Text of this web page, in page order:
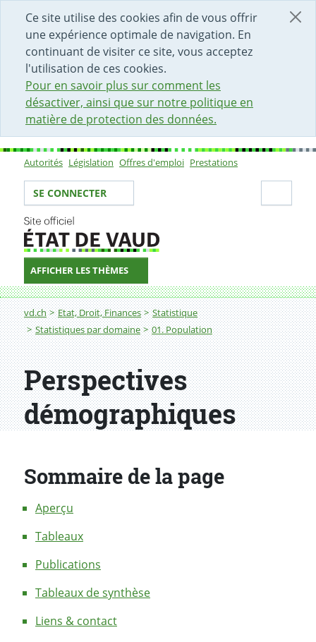
Ce site utilise des cookies afin de vous offrir
une expérience optimale de navigation. En
continuant de visiter ce site, vous acceptez
l'utilisation de ces cookies.
Pour en savoir plus sur comment les
désactiver, ainsi que sur notre politique en
matière de protection des données.
DÉBUT DU CONTENU DE LA PAGE
ACCÈS AU CHAMP DE RECHERCHE
PAGE D'ACCUEIL
FORMULAIRE DE CONTACT
Sous-navigation
Autorités Législation Offres d'emploi Prestations
Votre identité
SE CONNECTER
AFFICHER LES THÈMES
Fil d'Ariane
vd.ch Etat, Droit, Finances
Statistique
Statistiques par domaine
01. Population
Perspectives démographiques
Perspectives
démographiques
Sommaire de la page
Aperçu
Tableaux
Publications
Tableaux de synthèse
Liens & contact